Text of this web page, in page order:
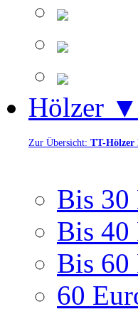
Hölzer ▼
Zur Übersicht: TT-Hölzer
Bis 30
Bis 40
Bis 60
60